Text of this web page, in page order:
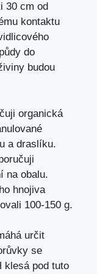
30 cm od
kontaktu
do
budou
organická
a draslíku.
na obalu.
hnojiva
100-150 g.
určit
se
klesá pod tuto